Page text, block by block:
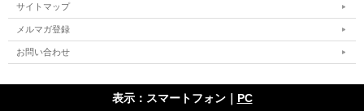
サイトマップ
メルマガ登録
お問い合わせ
表示：スマートフォン｜ PC